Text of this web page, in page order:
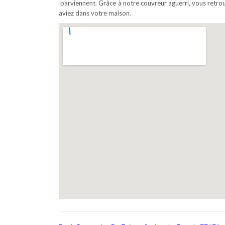
parviennent. Grâce à notre couvreur aguerri, vous
aviez dans votre maison.